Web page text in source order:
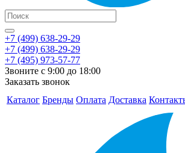
+7 (499) 638-29-29
+7 (499) 638-29-29
+7 (495) 973-57-77
Звоните с 9:00 до 18:00
Заказать звонок
Каталог Бренды Оплата Доставка